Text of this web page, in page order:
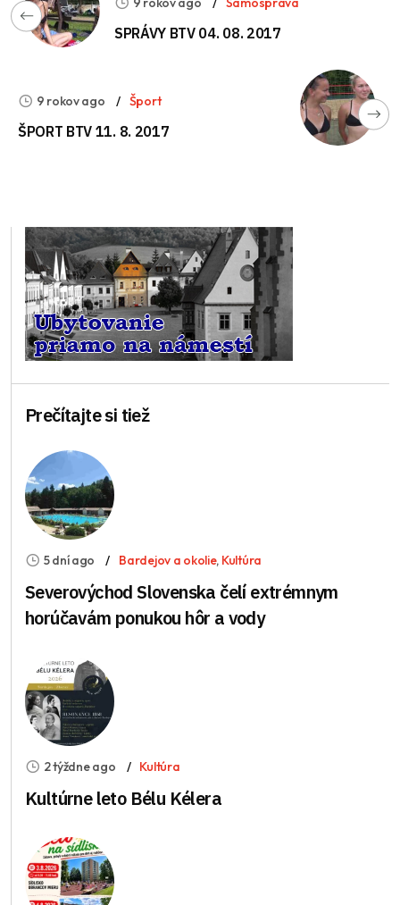
SPRÁVY BTV 04. 08. 2017
9 rokov ago Šport
ŠPORT BTV 11. 8. 2017
Prečítajte si tiež
5 dní ago Bardejov a okolie, Kultúra
Severovýchod Slovenska čelí extrémnym
horúčavám ponukou hôr a vody
2 týždne ago Kultúra
Kultúrne leto Bélu Kélera